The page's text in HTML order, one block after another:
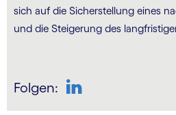
sich auf die Sicherstellung eines
und die Steigerung des
Folgen: